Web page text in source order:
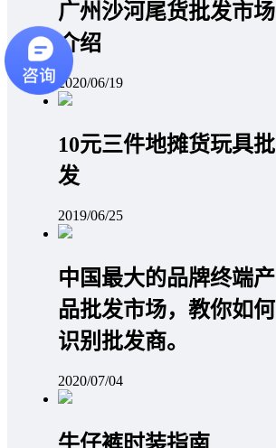
广州沙河尾货批发市场
介绍
2020/06/19
10元三件地摊货玩具批
发
2019/06/25
中国最大的品牌终端产
品批发市场，教你如何
识别批发商。
2020/07/04